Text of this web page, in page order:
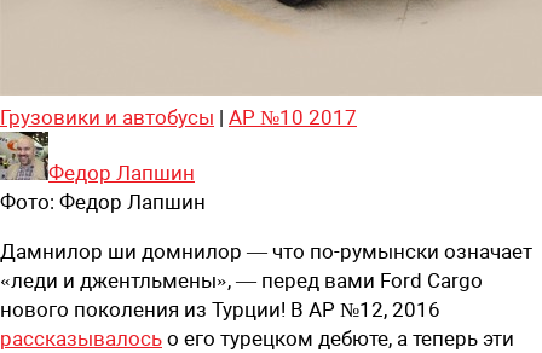
Грузовики и автобусы | АР №10 2017
Федор Лапшин
Фото: Федор Лапшин
Дамнилор ши домнилор — что по-румынски означает
«леди и джентльмены», — перед вами Ford Cargo
нового поколения из Турции! В АР №12, 2016
рассказывалось о его турецком дебюте, а теперь эти